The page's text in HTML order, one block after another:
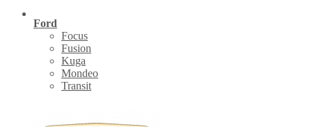
Ford
Focus
Fusion
Kuga
Mondeo
Transit